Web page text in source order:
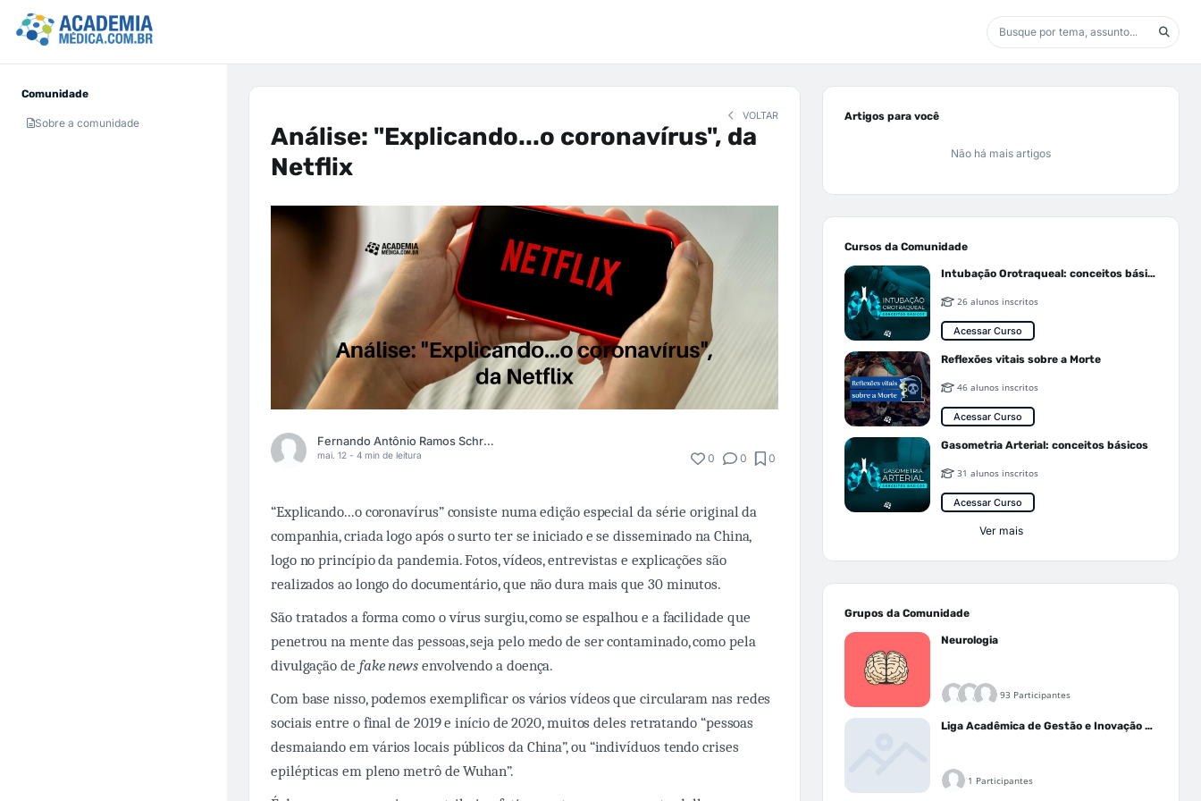
Comunidade
Sobre a comunidade
VOLTAR
Análise: "Explicando...o coronavírus", da
Netflix
Fernando Antônio Ramos Schramm Neto
mai. 12 - 4 min de leitura 0 0 0
“Explicando...o coronavírus” consiste numa edição especial da série original da
companhia, criada logo após o surto ter se iniciado e se disseminado na China,
logo no princípio da pandemia. Fotos, vídeos, entrevistas e explicações são
realizados ao longo do documentário, que não dura mais que 30 minutos.
São tratados a forma como o vírus surgiu, como se espalhou e a facilidade que
penetrou na mente das pessoas, seja pelo medo de ser contaminado, como pela
divulgação de fake news envolvendo a doença.
Com base nisso, podemos exemplificar os vários vídeos que circularam nas redes
sociais entre o final de 2019 e início de 2020, muitos deles retratando “pessoas
desmaiando em vários locais públicos da China”, ou “indivíduos tendo crises
epilépticas em pleno metrô de Wuhan”.
Artigos para você
Não há mais artigos
Cursos da Comunidade
Intubação Orotraqueal: conceitos básicos
26 alunos inscritos
Acessar Curso
Reflexões vitais sobre a Morte
46 alunos inscritos
Acessar Curso
Gasometria Arterial: conceitos básicos
31 alunos inscritos
Acessar Curso
Ver mais
Grupos da Comunidade
Neurologia
93 Participantes
Liga Acadêmica de Gestão e Inovação Médica - LAGIM
1 Participantes